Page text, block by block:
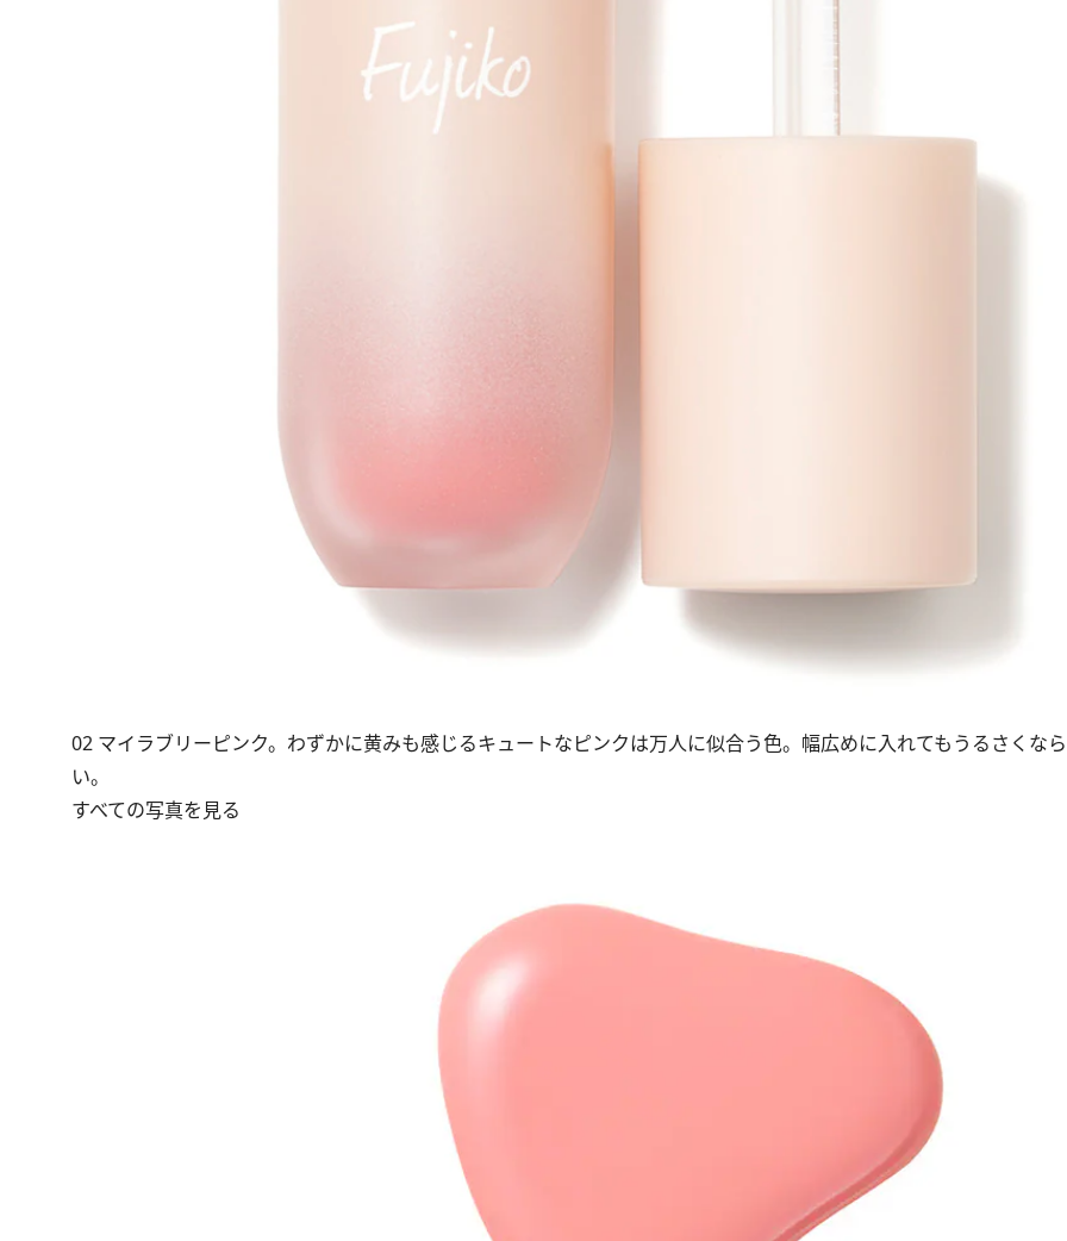
02 マイラブリーピンク。わずかに黄みも感じるキュートなピンクは万人に似合う色。幅広めに入れてもうるさくな
い。
すべての写真を見る